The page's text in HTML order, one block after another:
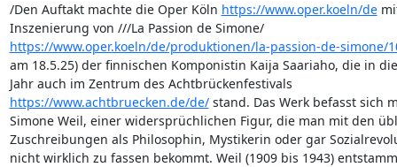
/Den Auftakt machte die Oper Köln https://www.oper.koeln/de
https://www.oper.koeln/de/produktionen/la-passion-de-simone/
am 18.5.25) der finnischen Komponistin Kaija Saariaho, die in
https://www.achtbruecken.de/de/ stand. Das Werk befasst sich
Simone Weil, einer widersprüchlichen Figur, die man mit den
Zuschreibungen als Philosophin, Mystikerin oder gar
nicht wirklich zu fassen bekommt. Weil (1909 bis 1943)